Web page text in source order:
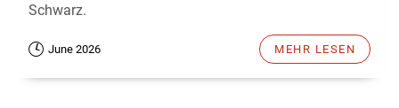
Schwarz.
June 2026 MEHR LESEN